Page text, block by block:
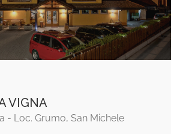
VIGNA
- Loc. Grumo, San Michele